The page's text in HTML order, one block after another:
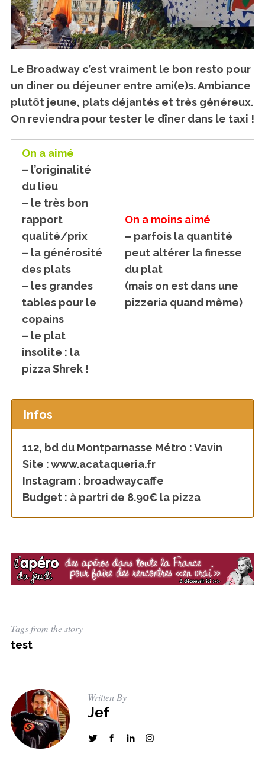
Le Broadway c’est vraiment le bon resto pour
un diner ou déjeuner entre ami(e)s. Ambiance
plutôt jeune, plats déjantés et très généreux.
On reviendra pour tester le dîner dans le taxi !
On a aimé
– l’originalité
du lieu
– le très bon
rapport
qualité/prix
– la générosité
des plats
– les grandes
tables pour le
copains
– le plat
insolite : la
pizza Shrek !
On a moins aimé
– parfois la quantité
peut altérer la finesse
du plat
(mais on est dans une
pizzeria quand même)
Infos
112, bd du Montparnasse Métro : Vavin
Site : www.acataqueria.fr
Instagram : broadwaycaffe
Budget : à partri de 8.90€ la pizza
Tags from the story
test
Written By
Jef